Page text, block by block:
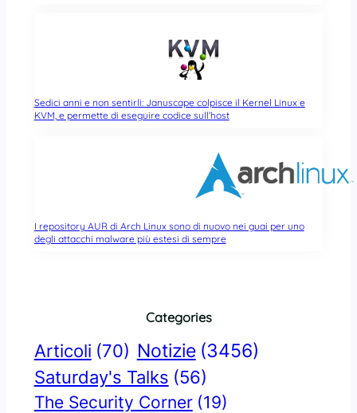
Sedici anni e non sentirli: Januscape colpisce il Kernel Linux e
KVM, e permette di eseguire codice sull’host
I repository AUR di Arch Linux sono di nuovo nei guai per uno
degli attacchi malware più estesi di sempre
Categories
Articoli (70) Notizie (3456)
Saturday's Talks (56)
The Security Corner (19)